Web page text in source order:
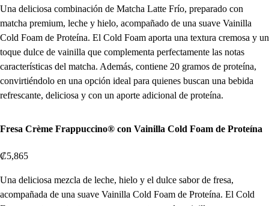
Una deliciosa combinación de Matcha Latte Frío, preparado con
matcha premium, leche y hielo, acompañado de una suave Vainilla
Cold Foam de Proteína. El Cold Foam aporta una textura cremosa y un
toque dulce de vainilla que complementa perfectamente las notas
características del matcha. Además, contiene 20 gramos de proteína,
convirtiéndolo en una opción ideal para quienes buscan una bebida
refrescante, deliciosa y con un aporte adicional de proteína.
Fresa Crème Frappuccino® con Vainilla Cold Foam de Proteína
₡5,865
Una deliciosa mezcla de leche, hielo y el dulce sabor de fresa,
acompañada de una suave Vainilla Cold Foam de Proteína. El Cold